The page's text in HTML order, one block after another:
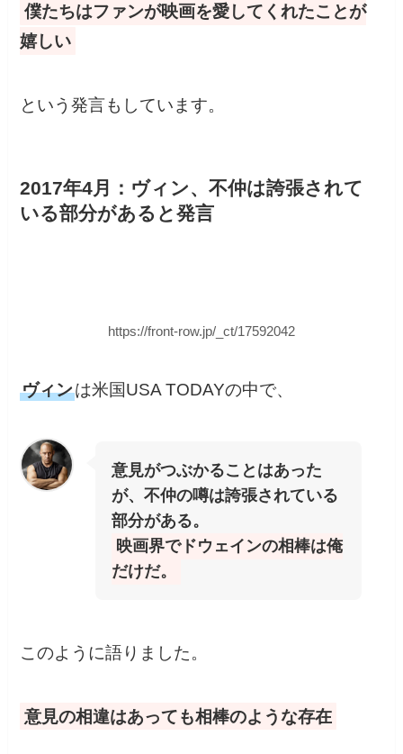
僕たちはファンが映画を愛してくれたことが
嬉しい
という発言もしています。
2017年4月：ヴィン、不仲は誇張されて
いる部分があると発言
https://front-row.jp/_ct/17592042
ヴィンは米国USA TODAYの中で、
意見がつぶかることはあった
が、不仲の噂は誇張されている
部分がある。
映画界でドウェインの相棒は俺
だけだ。
このように語りました。
意見の相違はあっても相棒のような存在